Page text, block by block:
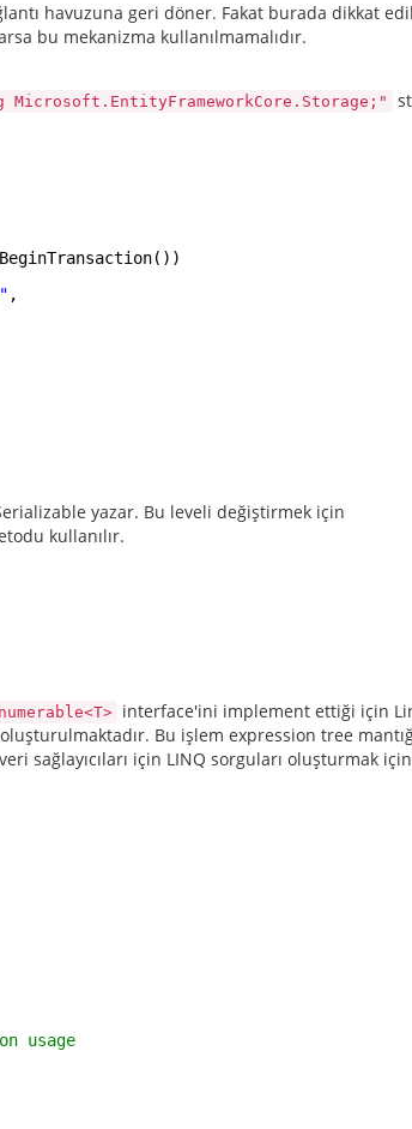
havuzuna geri döner. Fakat burada dikkat
bu mekanizma kullanılmamalıdır.
Microsoft.EntityFrameworkCore.Storage;"
,
yazar. Bu leveli değiştirmek için
kullanılır.
interface'ini implement ettiği için
Bu işlem expression tree
sağlayıcıları için LINQ sorguları oluşturmak
usage